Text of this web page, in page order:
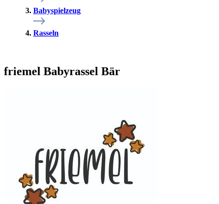
Babyspielzeug
Rasseln
friemel Babyrassel Bär